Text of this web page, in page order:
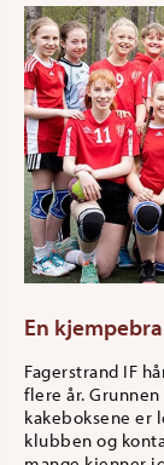
En
Fagerstrand IF
flere år.
kakeboksene er
klubben og